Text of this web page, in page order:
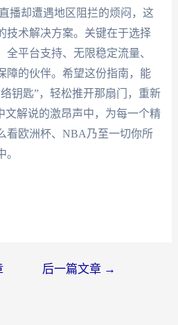
播却遭遇地区阻拦的烦闷，这
技术解决方案。关键在于选择
平台支持、无限稳定流量、
障的伙伴。希望这份指南，能
钥匙”，轻松推开那扇门，重新
文解说的激昂声中，为每一个精
看欧洲杯、NBA乃至一切你所
后一篇文章 →